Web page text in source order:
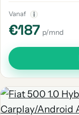
Vanaf i
€187 p/mnd